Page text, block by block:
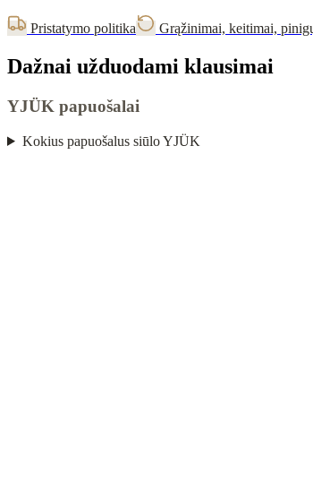
Pristatymo politika Grąžinimai, keitimai,
Dažnai užduodami klausimai
YJÜK papuošalai
Kokius papuošalus siūlo YJÜK